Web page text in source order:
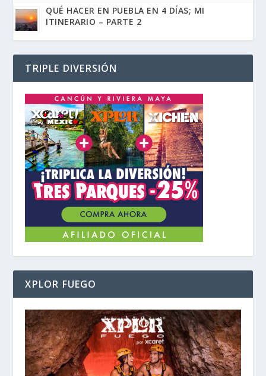
QUÉ HACER EN PUEBLA EN 4 DÍAS; MI
ITINERARIO – PARTE 2
TRIPLE DIVERSIÓN
XPLOR FUEGO